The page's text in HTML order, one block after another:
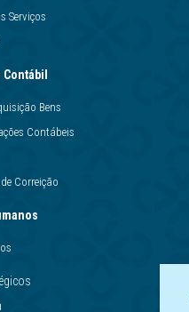
Serviços
Bens
Contábeis
Correição